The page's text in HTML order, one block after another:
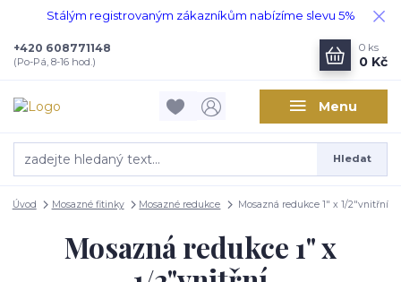
Stálým registrovaným zákazníkům nabízíme slevu 5%
Menu
Hledat
+420 608771148
(Po-Pá, 8-16 hod.)
0 ks
0 Kč
Úvod Mosazné fitinky Mosazné redukce Mosazná redukce 1" x 1/2"vnitřní
Mosazná redukce 1" x